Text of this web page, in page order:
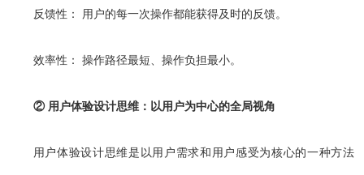
反馈性： 用户的每一次操作都能获得及时的反馈。
效率性： 操作路径最短、操作负担最小。
② 用户体验设计思维：以用户为中心的全局视角
用户体验设计思维是以用户需求和用户感受为核心的一种方法